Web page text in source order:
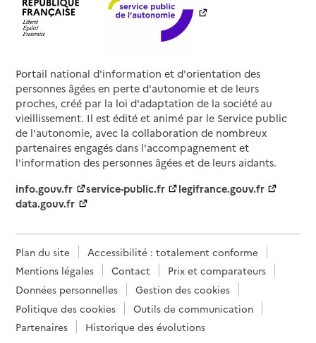
Portail national d'information et d'orientation des
personnes âgées en perte d'autonomie et de leurs
proches, créé par la loi d'adaptation de la société au
vieillissement. Il est édité et animé par le Service public
de l'autonomie, avec la collaboration de nombreux
partenaires engagés dans l'accompagnement et
l'information des personnes âgées et de leurs aidants.
info.gouv.fr
service-public.fr
legifrance.gouv.fr
data.gouv.fr
Plan du site
Accessibilité : totalement conforme
Mentions légales
Contact
Prix et comparateurs
Données personnelles
Gestion des cookies
Politique des cookies
Outils de communication
Partenaires
Historique des évolutions